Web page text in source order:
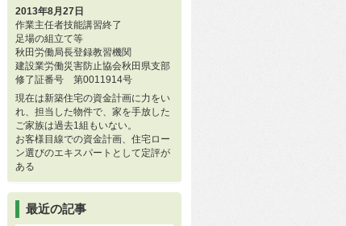
2013年8月27日
作業主任者技能講習終了
足場の組立て等
秋田労働局長登録教習機関
建設業労働災害防止協会秋田県支部
修了証番号 第0011914号
現在は新築住宅の資金計画に力をい
れ、担当した物件で、家を手放した
ご家族は過去1組もいない。
お客様目線での資金計画、住宅ロー
ン選びのエキスパートとして定評が
ある
最近の記事